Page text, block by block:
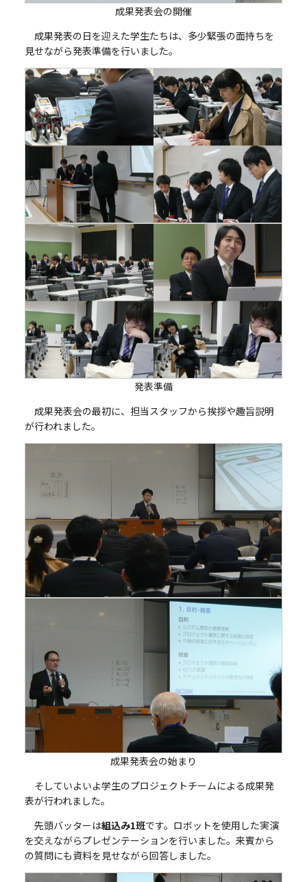
成果発表会の開催
成果発表の日を迎えた学生たちは、多少緊張の面持ちを
見せながら発表準備を行いました。
発表準備
成果発表会の最初に、担当スタッフから挨拶や趣旨説明
が行われました。
成果発表会の始まり
そしていよいよ学生のプロジェクトチームによる成果発
表が行われました。
先頭バッターは組込み1班です。ロボットを使用した実演
を交えながらプレゼンテーションを行いました。来賓から
の質問にも資料を見せながら回答しました。